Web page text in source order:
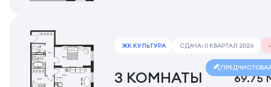
ЖК КУЛЬТУРА СДАЧА: II КВАРТАЛ 2026
3 КОМНАТЫ 69.75